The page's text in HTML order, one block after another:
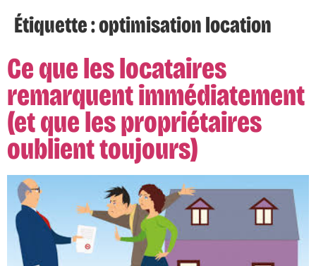
Étiquette :optimisation location
Ce que les locataires
remarquent immédiatement
(et que les propriétaires
oublient toujours)